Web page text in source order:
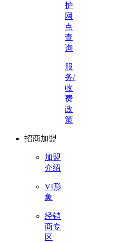
护
网
点
查
询
服
务/
收
费
政
策
招商加盟
加盟
介绍
VI形
象
经销
商专
区